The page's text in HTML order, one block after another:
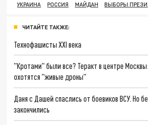
УКРАИНА
РОССИЯ МАЙДАН ВЫБОРЫ
ЧИТАЙТЕ ТАКЖЕ:
Технофашисты XXI века
"Кротами" были все? Теракт в центре
охотятся "живые дроны"
Даня с Дашей спаслись от боевиков ВСУ. Но
закончились